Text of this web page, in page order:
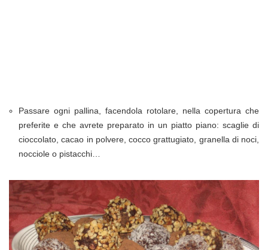
Passare ogni pallina, facendola rotolare, nella copertura che
preferite e che avrete preparato in un piatto piano: scaglie di
cioccolato, cacao in polvere, cocco grattugiato, granella di noci,
nocciole o pistacchi…